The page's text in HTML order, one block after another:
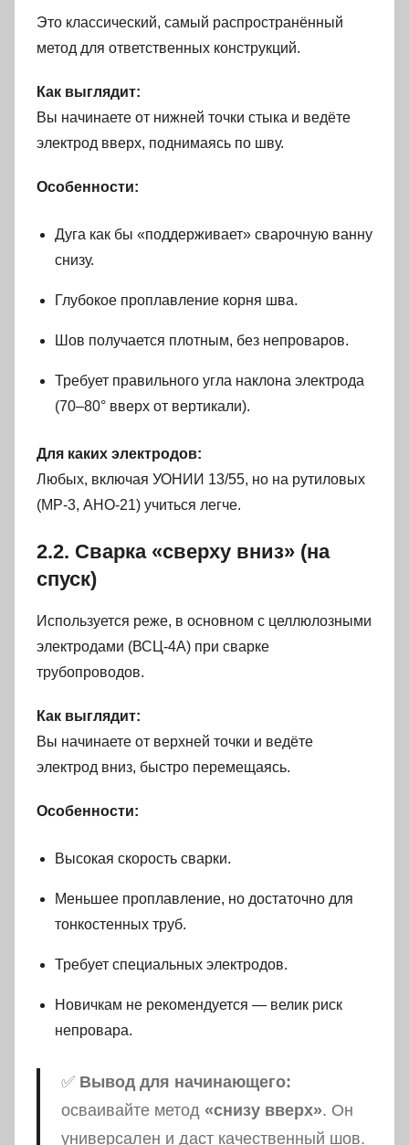
Это классический, самый распространённый
метод для ответственных конструкций.
Как выглядит:
Вы начинаете от нижней точки стыка и ведёте
электрод вверх, поднимаясь по шву.
Особенности:
Дуга как бы «поддерживает» сварочную ванну
снизу.
Глубокое проплавление корня шва.
Шов получается плотным, без непроваров.
Требует правильного угла наклона электрода
(70–80° вверх от вертикали).
Для каких электродов:
Любых, включая УОНИИ 13/55, но на рутиловых
(МР-3, АНО-21) учиться легче.
2.2. Сварка «сверху вниз» (на
спуск)
Используется реже, в основном с целлюлозными
электродами (ВСЦ-4А) при сварке
трубопроводов.
Как выглядит:
Вы начинаете от верхней точки и ведёте
электрод вниз, быстро перемещаясь.
Особенности:
Высокая скорость сварки.
Меньшее проплавление, но достаточно для
тонкостенных труб.
Требует специальных электродов.
Новичкам не рекомендуется — велик риск
непровара.
✅ Вывод для начинающего:
осваивайте метод «снизу вверх». Он
универсален и даст качественный шов.